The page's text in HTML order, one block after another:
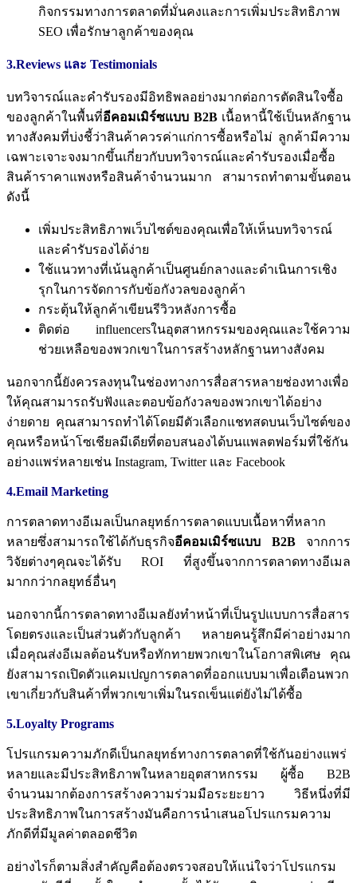
กิจกรรมทางการตลาดที่มั่นคงและการเพิ่มประสิทธิภาพ
SEO เพื่อรักษาลูกค้าของคุณ
3.Reviews และ Testimonials
บทวิจารณ์และคำรับรองมีอิทธิพลอย่างมากต่อการตัดสินใจซื้อ
ของลูกค้าในพื้นที่อีคอมเมิร์ซแบบ B2B เนื้อหานี้ใช้เป็นหลักฐาน
ทางสังคมที่บ่งชี้ว่าสินค้าควรค่าแก่การซื้อหรือไม่ ลูกค้ามีความ
เฉพาะเจาะจงมากขึ้นเกี่ยวกับบทวิจารณ์และคำรับรองเมื่อซื้อ
สินค้าราคาแพงหรือสินค้าจำนวนมาก สามารถทำตามขั้นตอน
ดังนี้
เพิ่มประสิทธิภาพเว็บไซต์ของคุณเพื่อให้เห็นบทวิจารณ์
และคำรับรองได้ง่าย
ใช้แนวทางที่เน้นลูกค้าเป็นศูนย์กลางและดำเนินการเชิง
รุกในการจัดการกับข้อกังวลของลูกค้า
กระตุ้นให้ลูกค้าเขียนรีวิวหลังการซื้อ
ติดต่อ influencersในอุตสาหกรรมของคุณและใช้ความ
ช่วยเหลือของพวกเขาในการสร้างหลักฐานทางสังคม
นอกจากนี้ยังควรลงทุนในช่องทางการสื่อสารหลายช่องทางเพื่อ
ให้คุณสามารถรับฟังและตอบข้อกังวลของพวกเขาได้อย่าง
ง่ายดาย คุณสามารถทำได้โดยมีตัวเลือกแชทสดบนเว็บไซต์ของ
คุณหรือหน้าโซเชียลมีเดียที่ตอบสนองได้บนแพลตฟอร์มที่ใช้กัน
อย่างแพร่หลายเช่น Instagram, Twitter และ Facebook
4.Email Marketing
การตลาดทางอีเมลเป็นกลยุทธ์การตลาดแบบเนื้อหาที่หลาก
หลายซึ่งสามารถใช้ได้กับธุรกิจอีคอมเมิร์ซแบบ B2B จากการ
วิจัยต่างๆคุณจะได้รับ ROI ที่สูงขึ้นจากการตลาดทางอีเมล
มากกว่ากลยุทธ์อื่นๆ
นอกจากนี้การตลาดทางอีเมลยังทำหน้าที่เป็นรูปแบบการสื่อสาร
โดยตรงและเป็นส่วนตัวกับลูกค้า
หลายคนรู้สึกมีค่าอย่างมาก
เมื่อคุณส่งอีเมลต้อนรับหรือทักทายพวกเขาในโอกาสพิเศษ
คุณ
ยังสามารถเปิดตัวแคมเปญการตลาดที่ออกแบบมาเพื่อเตือนพวก
เขาเกี่ยวกับสินค้าที่พวกเขาเพิ่มในรถเข็นแต่ยังไม่ได้ซื้อ
5.Loyalty Programs
โปรแกรมความภักดีเป็นกลยุทธ์ทางการตลาดที่ใช้กันอย่างแพร่
หลายและมีประสิทธิภาพในหลายอุตสาหกรรม
ผู้ซื้อ B2B
จำนวนมากต้องการสร้างความร่วมมือระยะยาว
วิธีหนึ่งที่มี
ประสิทธิภาพในการสร้างมันคือการนำเสนอโปรแกรมความ
ภักดีที่มีมูลค่าตลอดชีวิต
อย่างไรก็ตามสิ่งสำคัญคือต้องตรวจสอบให้แน่ใจว่าโปรแกรม